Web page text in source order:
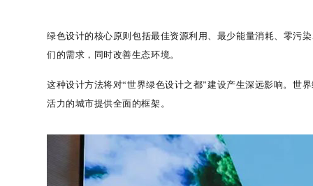
绿色设计的核心原则包括最佳资源利用、最少能量消耗、零污
们的需求，同时改善生态环境。
这种设计方法将对“世界绿色设计之都”建设产生深远影响。世
活力的城市提供全面的框架。